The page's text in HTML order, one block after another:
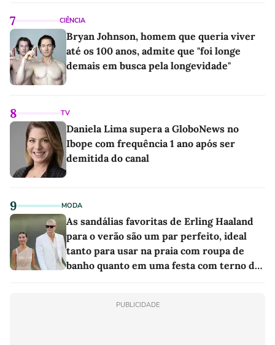
7 CIÊNCIA
Bryan Johnson, homem que queria viver
até os 100 anos, admite que "foi longe
demais em busca pela longevidade"
8 TV
Daniela Lima supera a GloboNews no
Ibope com frequência 1 ano após ser
demitida do canal
9 MODA
As sandálias favoritas de Erling Haaland
para o verão são um par perfeito, ideal
tanto para usar na praia com roupa de
banho quanto em uma festa com terno de
PUBLICIDADE